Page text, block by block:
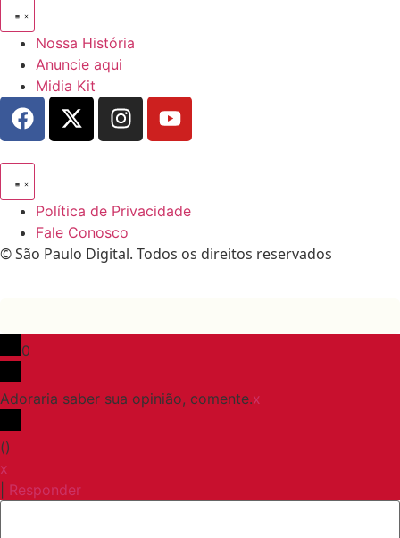
Nossa História
Anuncie aqui
Midia Kit
Política de Privacidade
Fale Conosco
© São Paulo Digital. Todos os direitos reservados
0
Adoraria saber sua opinião, comente.x
()
x
Responder